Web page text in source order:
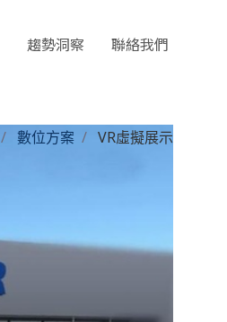
趨勢洞察 聯絡我們
數位方案 VR虛擬展示